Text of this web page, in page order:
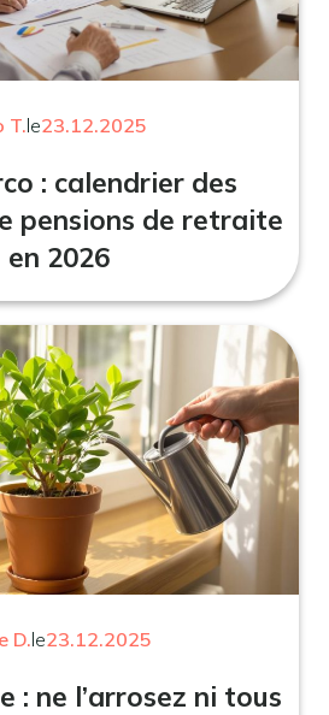
T.le23.12.2025
: calendrier des
pensions de retraite
en 2026
D.le23.12.2025
: ne l’arrosez ni tous